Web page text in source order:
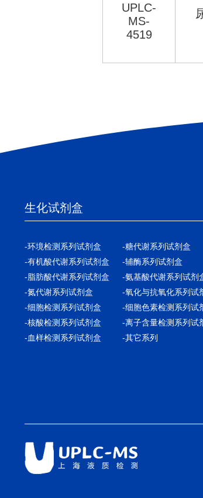
UPLC-
MS-
4519
生化试剂盒
-环境检测系列试剂盒 -糖代谢系列试剂盒
-有机酸代谢系列试剂盒
-辅酶系列试剂盒
-脂肪酸代谢系列试剂盒
-氨基酸代谢系列试剂
-氮代谢系列试剂盒
-氧化与抗氧化系列试
-细胞检测系列试剂盒
-细胞色素检测系列试
-核酸检测系列试剂盒
-离子含量检测系列试
-血样检测系列试剂盒
-其它系列